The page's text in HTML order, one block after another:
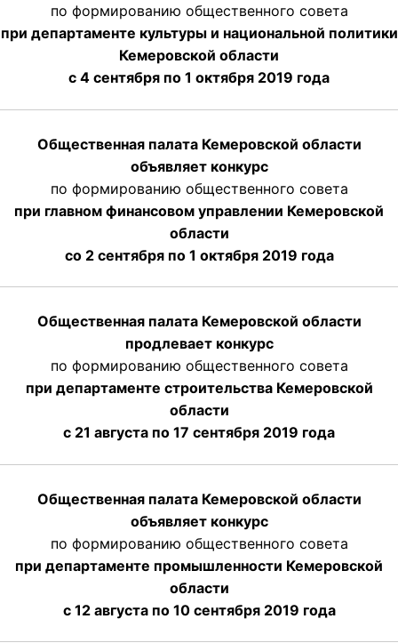
по формированию общественного совета
при департаменте культуры и национальной политики
Кемеровской области
с 4 сентября по 1 октября 2019 года
Общественная палата Кемеровской области
объявляет конкурс
по формированию общественного совета
при главном финансовом управлении Кемеровской
области
со 2 сентября по 1 октября 2019 года
Общественная палата Кемеровской области
продлевает конкурс
по формированию общественного совета
при департаменте строительства Кемеровской
области
с 21 августа по 17 сентября 2019 года
Общественная палата Кемеровской области
объявляет конкурс
по формированию общественного совета
при департаменте промышленности Кемеровской
области
с 12 августа по 10 сентября 2019 года